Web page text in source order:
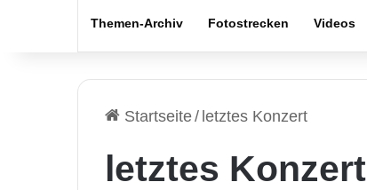
Themen-Archiv Fotostrecken Videos
Startseite/ letztes Konzert
letztes Konzert